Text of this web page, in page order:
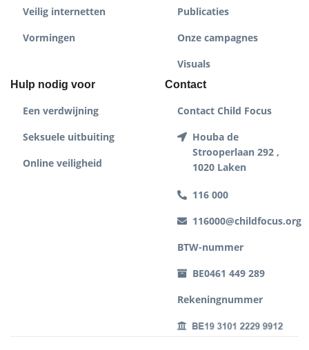
Veilig internetten
Vormingen
Publicaties
Onze campagnes
Visuals
Hulp nodig voor
Een verdwijning
Seksuele uitbuiting
Online veiligheid
Contact
Contact Child Focus
Houba de
Strooperlaan 292 ,
1020 Laken
116 000
116000@childfocus.org
BTW-nummer
BE0461 449 289
Rekeningnummer